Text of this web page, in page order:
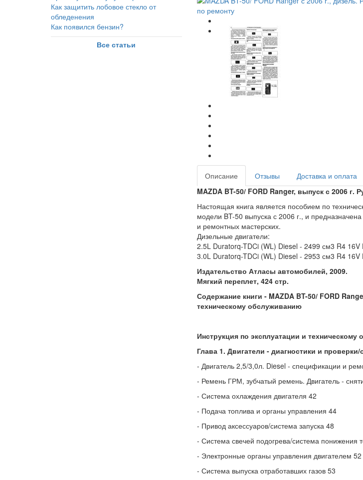
Как защитить лобовое стекло от
обледенения
Как появился бензин?
Все статьи
Описание Отзывы
Доставка и оплата
MAZDA BT-50/ FORD Ranger, выпуск с 2006
Настоящая книга является пособием по
модели BT-50 выпуска с 2006 г., и
и ремонтных мастерских.
Дизельные двигатели:
2.5L Duratorq-TDCi (WL) Diesel - 2499 см3 R4 16V
3.0L Duratorq-TDCi (WL) Diesel - 2953 см3 R4 16V
Издательство Атласы автомобилей, 2009.
Мягкий переплет, 424 стр.
Содержание книги - MAZDA BT-50/ FORD
техническому обслуживанию
Инструкция по эксплуатации и
Глава 1. Двигатели - диагностики и
- Двигатель 2,5/3,0л. Diesel - спецификации и
- Ремень ГРМ, зубчатый ремень. Двигатель -
- Система охлаждения двигателя 42
- Подача топлива и органы управления 44
- Привод аксессуаров/система запуска 48
- Система свечей подогрева/система понижения
- Электронные органы управления двигателем 52
- Система выпуска отработавших газов 53